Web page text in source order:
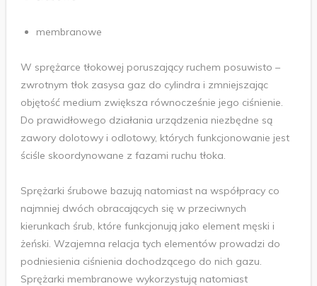
membranowe
W sprężarce tłokowej poruszający ruchem posuwisto –
zwrotnym tłok zasysa gaz do cylindra i zmniejszając
objętość medium zwiększa równocześnie jego ciśnienie.
Do prawidłowego działania urządzenia niezbędne są
zawory dolotowy i odlotowy, których funkcjonowanie jest
ściśle skoordynowane z fazami ruchu tłoka.
Sprężarki śrubowe bazują natomiast na współpracy co
najmniej dwóch obracających się w przeciwnych
kierunkach śrub, które funkcjonują jako element męski i
żeński. Wzajemna relacja tych elementów prowadzi do
podniesienia ciśnienia dochodzącego do nich gazu.
Sprężarki membranowe wykorzystują natomiast